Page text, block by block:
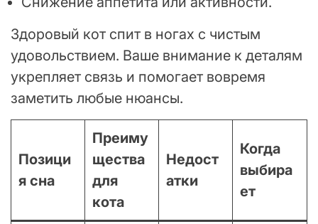
Здоровый кот спит в ногах с чистым
удовольствием. Ваше внимание к деталям
укрепляет связь и помогает вовремя
заметить любые нюансы.
Позици
я сна
Преиму
щества
для
кота
Недост
атки
Когда
выбира
ет